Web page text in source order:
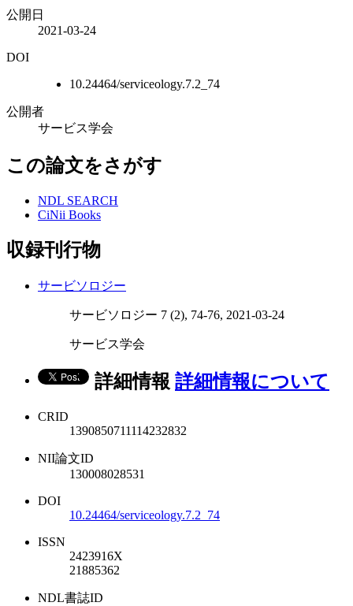
公開日
2021-03-24
DOI
10.24464/serviceology.7.2_74
公開者
サービス学会
この論文をさがす
NDL SEARCH
CiNii Books
収録刊行物
サービソロジー
サービソロジー 7 (2), 74-76, 2021-03-24
サービス学会
詳細情報 詳細情報について
CRID
1390850711114232832
NII論文ID
130008028531
DOI
10.24464/serviceology.7.2_74
ISSN
2423916X
21885362
NDL書誌ID